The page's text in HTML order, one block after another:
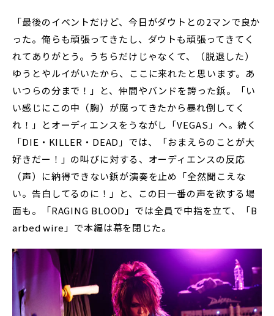
「最後のイベントだけど、今日がダウトとの2マンで良か
った。俺らも頑張ってきたし、ダウトも頑張ってきてく
れてありがとう。うちらだけじゃなくて、（脱退した）
ゆうとやルイがいたから、ここに来れたと思います。あ
いつらの分まで！」と、仲間やバンドを誇った鋲。「い
い感じにこの中（胸）が腐ってきたから暴れ倒してく
れ！」とオーディエンスをうながし「VEGAS」へ。続く
「DIE・KILLER・DEAD」では、「おまえらのことが大
好きだー！」の叫びに対する、オーディエンスの反応
（声）に納得できない鋲が演奏を止め「全然聞こえな
い。告白してるのに！」と、この日一番の声を欲する場
面も。「RAGING BLOOD」では全員で中指を立て、「B
arbed wire」で本編は幕を閉じた。